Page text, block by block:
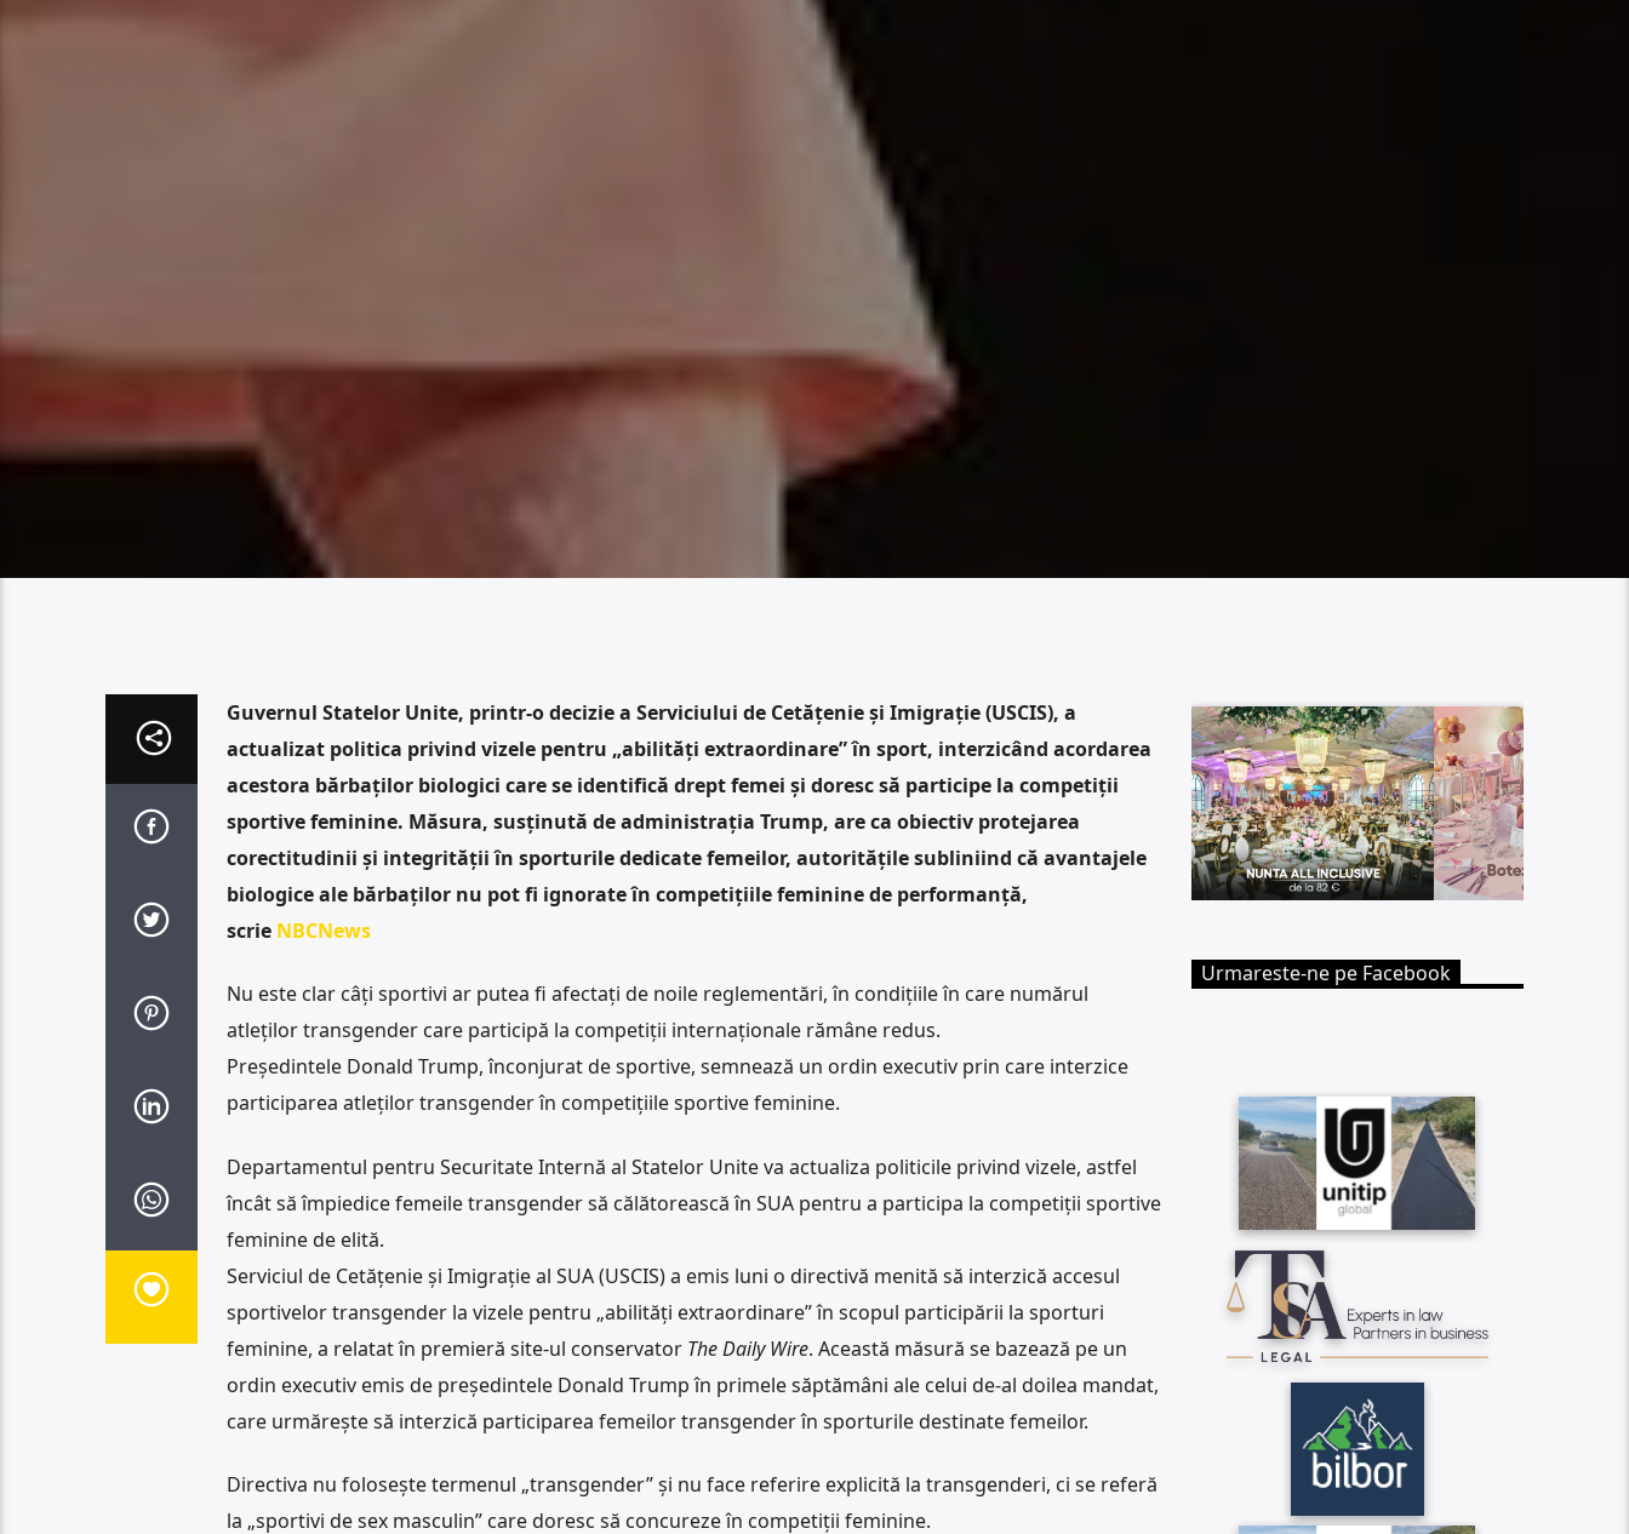
Guvernul Statelor Unite, printr-o decizie a Serviciului de Cetățenie și Imigrație (USCIS), a
actualizat politica privind vizele pentru „abilități extraordinare” în sport, interzicând acordarea
acestora bărbaților biologici care se identifică drept femei și doresc să participe la competiții
sportive feminine. Măsura, susținută de administrația Trump, are ca obiectiv protejarea
corectitudinii și integrității în sporturile dedicate femeilor, autoritățile subliniind că avantajele
biologice ale bărbaților nu pot fi ignorate în competițiile feminine de performanță,
scrie NBCNews
Nu este clar câți sportivi ar putea fi afectați de noile reglementări, în condițiile în care numărul
atleților transgender care participă la competiții internaționale rămâne redus.
Președintele Donald Trump, înconjurat de sportive, semnează un ordin executiv prin care interzice
participarea atleților transgender în competițiile sportive feminine.
Departamentul pentru Securitate Internă al Statelor Unite va actualiza politicile privind vizele, astfel
încât să împiedice femeile transgender să călătorească în SUA pentru a participa la competiții sportive
feminine de elită.
Serviciul de Cetățenie și Imigrație al SUA (USCIS) a emis luni o directivă menită să interzică accesul
sportivelor transgender la vizele pentru „abilități extraordinare” în scopul participării la sporturi
feminine, a relatat în premieră site-ul conservator The Daily Wire. Această măsură se bazează pe un
ordin executiv emis de președintele Donald Trump în primele săptămâni ale celui de-al doilea mandat,
care urmărește să interzică participarea femeilor transgender în sporturile destinate femeilor.
Directiva nu folosește termenul „transgender” și nu face referire explicită la transgenderi, ci se referă
la „sportivi de sex masculin” care doresc să concureze în competiții feminine.
Urmareste-ne pe Facebook